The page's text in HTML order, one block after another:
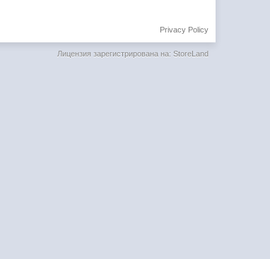
Privacy Policy
Лицензия зарегистрирована на: StoreLand